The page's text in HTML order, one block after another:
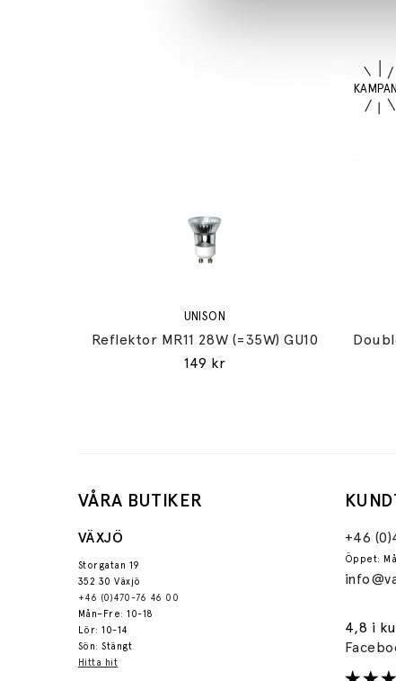
UNISON
Reflektor MR11 28W (=35W) GU10
149 kr
VÅRA BUTIKER
VÄXJÖ
Storgatan 19
352 30 Växjö
+46 (0)470-76 46 00
Mån–Fre: 10-18
Lör: 10-14
Sön: Stängt
Hitta hit
+46
Öppet:
4,8 i